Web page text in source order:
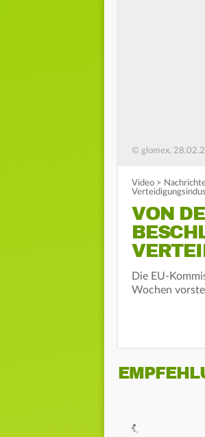
© glomex,
Video >
VON
Die EU-
Wochen